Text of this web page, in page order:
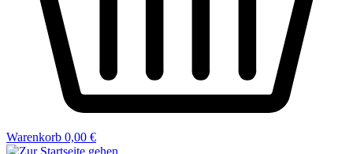
Warenkorb 0,00 €